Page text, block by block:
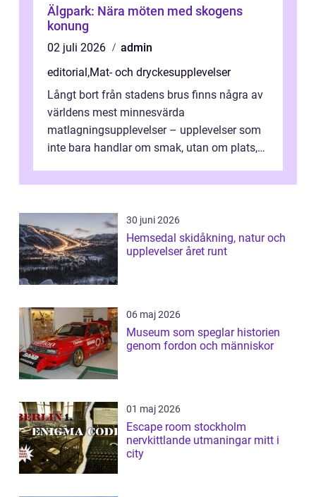
Älgpark: Nära möten med skogens
konung
02 juli 2026
admin
editorial,Mat- och dryckesupplevelser
Långt bort från stadens brus finns några av
världens mest minnesvärda
matlagningsupplevelser – upplevelser som
inte bara handlar om smak, utan om plats,
30 juni 2026
Hemsedal skidåkning, natur och
upplevelser året runt
06 maj 2026
Museum som speglar historien
genom fordon och människor
01 maj 2026
Escape room stockholm
nervkittlande utmaningar mitt i
city